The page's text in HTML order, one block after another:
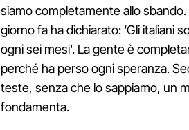
siamo completamente allo
giorno fa ha dichiarato: ‘Gli italiani
ogni sei mesi'. La gente è
perché ha perso ogni speranza.
teste, senza che lo sappiamo, un
fondamenta.